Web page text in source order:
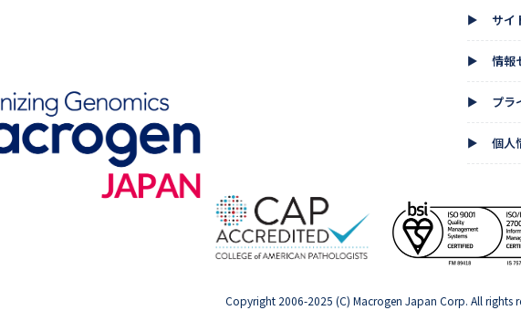
▲ サイ
▲ 情報
▲ プラ
▲ 個人
Copyright 2006-2025 (C) Macrogen Japan Corp. All rights